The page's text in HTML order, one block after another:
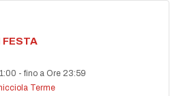
FESTA
-fino a Ore 23:59
Terme